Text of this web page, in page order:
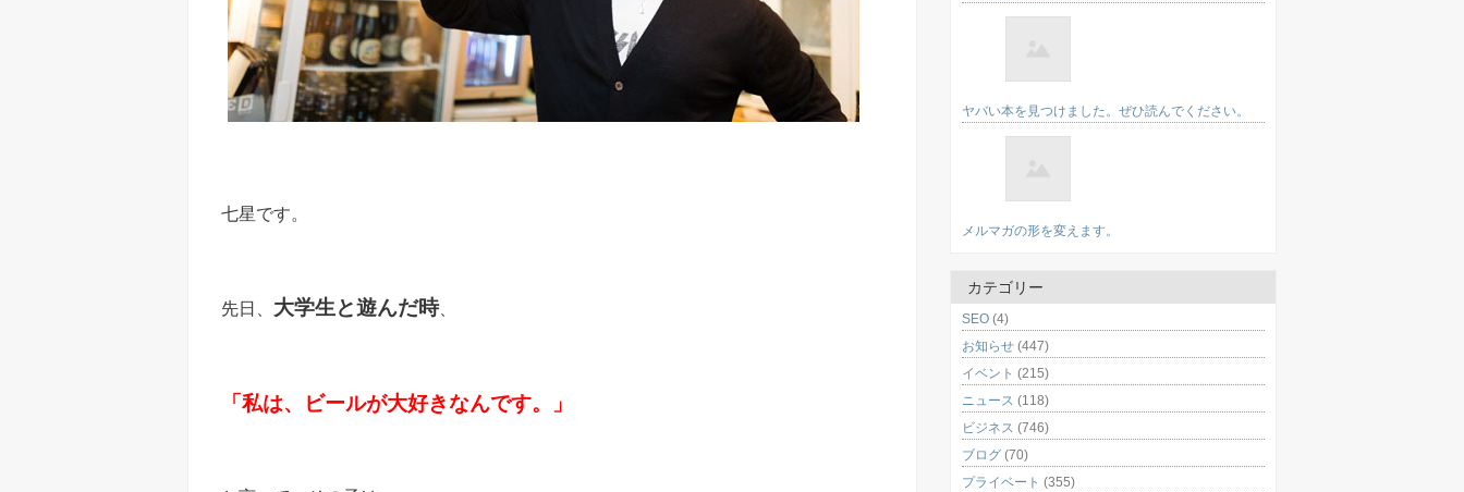
七星です。
先日、 大学生と遊んだ時、
「私は、ビールが大好きなんです。」
ヤバい本を見つけました。ぜひ読んでください。
メルマガの形を変えます。
カテゴリー
SEO (4)
お知らせ (447)
イベント (215)
ニュース (118)
ビジネス (746)
ブログ (70)
プライベート (355)